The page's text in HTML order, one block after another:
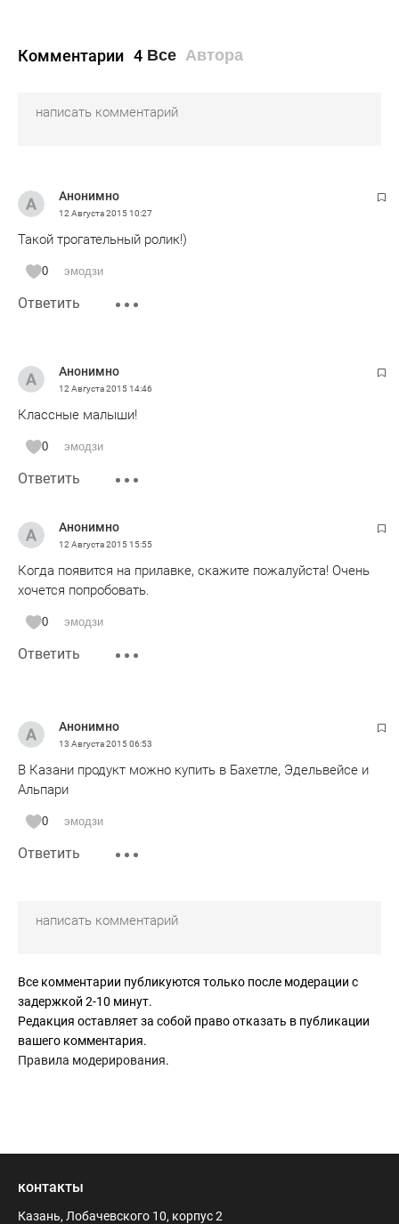
Комментарии 4 Все Автора
Анонимно
12 Августа 201510:27
Такой трогательный ролик!)
0 эмодзи
Ответить
Анонимно
12 Августа 201514:46
Классные малыши!
0 эмодзи
Ответить
Анонимно
12 Августа 201515:55
Когда появится на прилавке, скажите пожалуйста! Очень
хочется попробовать.
0 эмодзи
Ответить
Анонимно
13 Августа 201506:53
В Казани продукт можно купить в Бахетле, Эдельвейсе и
Альпари
0 эмодзи
Ответить
Все комментарии публикуются только после модерации с
задержкой 2-10 минут.
Редакция оставляет за собой право отказать в публикации
вашего комментария.
Правила модерирования.
контакты
Казань, Лобачевского 10, корпус 2